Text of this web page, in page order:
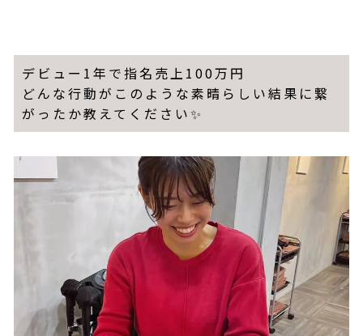
デビュー1年で指名売上100万円
どんな行動がこのような素晴らしい結果に繋
がったか教えてください✨